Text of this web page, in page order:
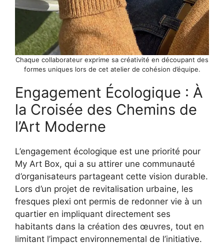
Chaque collaborateur exprime sa créativité en découpant des
formes uniques lors de cet atelier de cohésion d’équipe.
Engagement Écologique : À
la Croisée des Chemins de
l’Art Moderne
L’engagement écologique est une priorité pour
My Art Box, qui a su attirer une communauté
d’organisateurs partageant cette vision durable.
Lors d’un projet de revitalisation urbaine, les
fresques plexi ont permis de redonner vie à un
quartier en impliquant directement ses
habitants dans la création des œuvres, tout en
limitant l’impact environnemental de l’initiative.